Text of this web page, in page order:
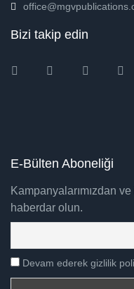
Bizi takip edin
InstagramFacebookTwitter
E-Bülten Aboneliği
Kampanyalarımızdan
haberdar olun.
Devam ederek gizlilik